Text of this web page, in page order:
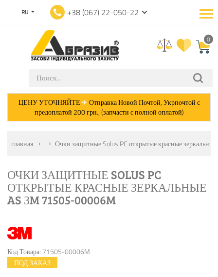
RU +38 (067) 22-050-22
0
ЦЕНУ УТОЧНЯЙТЕ ✈Отправка Новой Почтой, Укрпочтой с
предоплатой 200 грн., (запчасти с полной оплатой)
главная Очки защитные Solus PC открытые красные
ОЧКИ ЗАЩИТНЫЕ SOLUS PC
ОТКРЫТЫЕ КРАСНЫЕ ЗЕРКАЛЬНЫЕ
AS ЗM 71505-00006M
Код Товара: 71505-00006M
ПОД ЗАКАЗ